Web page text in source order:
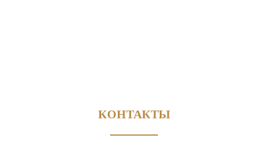
КОНТАКТЫ